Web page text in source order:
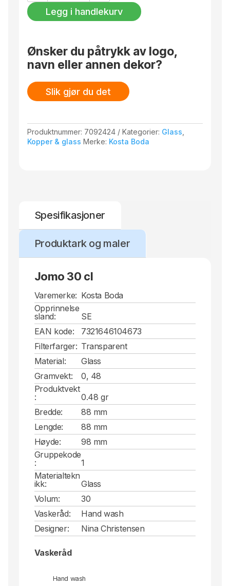
cl
antall
Legg i handlekurv
Ønsker du påtrykk av logo,
navn eller annen dekor?
Slik gjør du det
Produktnummer: 7092424 Kategorier: Glass
Kopper & glass Merke: Kosta Boda
Spesifikasjoner
Produktark og maler
Jomo 30 cl
Varemerke: Kosta Boda
Opprinnelse
sland:
SE
EAN kode:
7321646104673
Filterfarger: Transparent
Material:
Glass
Gramvekt:
0, 48
Produktvekt
:
0.48 gr
Bredde:
88 mm
Lengde:
88 mm
Høyde:
98 mm
Gruppekode
:
1
Materialtekn
ikk:
Glass
Volum:
30
Vaskeråd:
Hand wash
Designer:
Nina Christensen
Vaskeråd
Hand wash